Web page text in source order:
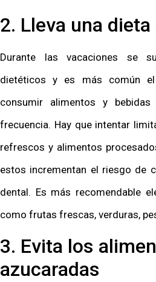
2. Lleva una
Durante las vacaciones se
dietéticos y es más común
consumir alimentos y
frecuencia. Hay que intentar
refrescos y alimentos
estos incrementan el riesgo de
dental. Es más recomendable
como frutas frescas, verduras,
3. Evita los
azucaradas